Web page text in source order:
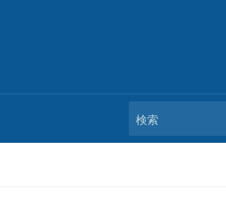
検索